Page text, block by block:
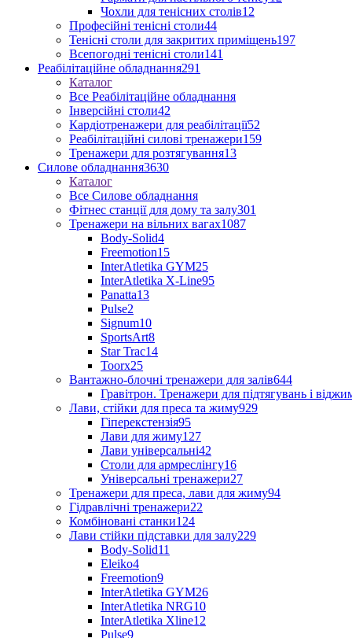
Чохли для тенісних столів12
Професійні тенісні столи44
Тенісні столи для закритих приміщень197
Всепогодні тенісні столи141
Реабілітаційне обладнання291
Каталог
Все Реабілітаційне обладнання
Інверсійні столи42
Кардіотренажери для реабілітації52
Реабілітаційні силові тренажери159
Тренажери для розтягування13
Силове обладнання3630
Каталог
Все Силове обладнання
Фітнес станції для дому та залу301
Тренажери на вільних вагах1087
Body-Solid4
Freemotion15
InterAtletika GYM25
InterAtletika X-Line95
Panatta13
Pulse2
Signum10
SportsArt8
Star Trac14
Toorx25
Вантажно-блочні тренажери для залів644
Гравітрон. Тренажери для підтягувань і
Лави, стійки для преса та жиму929
Гіперекстензія95
Лави для жиму127
Лави універсальні42
Столи для армреслінгу16
Універсальні тренажери27
Тренажери для преса, лави для жиму94
Гідравлічні тренажери22
Комбіновані станки124
Лави стійки підставки для залу229
Body-Solid11
Eleiko4
Freemotion9
InterAtletika GYM26
InterAtletika NRG10
InterAtletika Xline12
Pulse9